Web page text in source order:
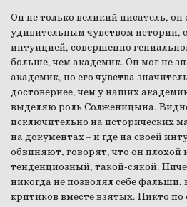
Он не только великий писатель,
удивительным чувством истории,
интуицией, совершенно
больше, чем академик. Он мог не
академик, но его чувства
достовернее, чем у наших
выделяю роль Солженицына.
исключительно на исторических
на документах – и где на своей
обвиняют, говорят, что он плохой
тенденциозный, такой-сякой.
никогда не позволял себе фальши,
критиков вместе взятых. Никто по